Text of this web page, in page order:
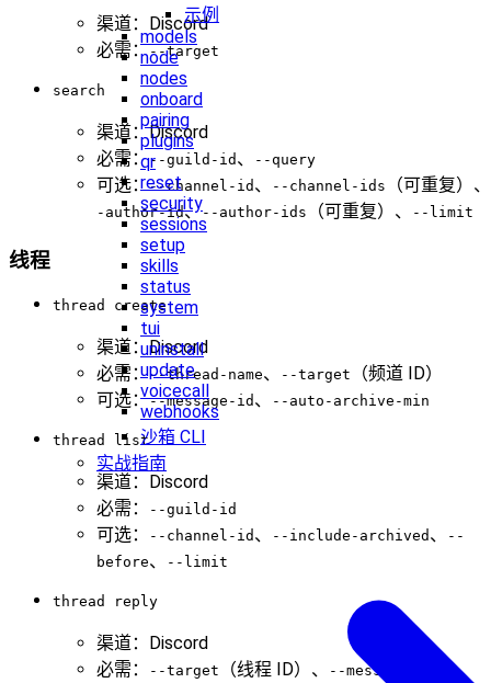
示例
models
node
nodes
onboard
pairing
plugins
qr
reset
security
sessions
setup
skills
status
system
tui
uninstall
update
voicecall
webhooks
沙箱 CLI
实战指南
渠道：Discord
必需：--target
search
渠道：Discord
必需：--guild-id 、 --query
可选：--channel-id 、 --channel-ids （可重复）、
-author-id、--author-ids （可重复）、 --limit
线程
thread create
渠道：Discord
必需：--thread-name、 --target
（频道 ID）
可选：--message-id 、 --auto-archive-min
thread list
渠道：Discord
必需：
--guild-id
可选： --channel-id 、 --include-archived 、
--
before、 --limit
thread reply
渠道：Discord
必需：
--target （线程 ID）、 --message